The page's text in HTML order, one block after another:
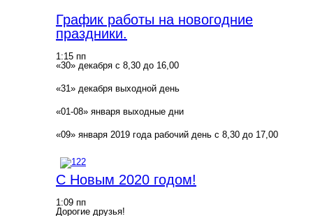
График работы на новогодние
праздники.
1:15 пп
«30» декабря с 8,30 до 16,00
«31» декабря выходной день
«01-08» января выходные дни
«09» января 2019 года рабочий день с 8,30 до 17,00
С Новым 2020 годом!
1:09 пп
Дорогие друзья!